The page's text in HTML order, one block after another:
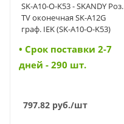
SK-A10-O-K53 - SKANDY Роз.
TV оконечная SK-A12G
граф. IEK (SK-A10-O-K53)
• Cрок поставки 2-7
дней - 290 шт.
797.82 руб./шт